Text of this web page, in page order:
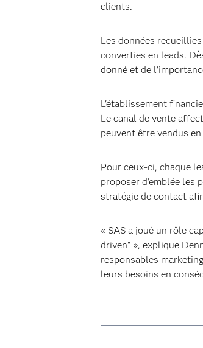
clients.
Les données
converties en leads.
donné et de
L'établissement
Le canal de vente
peuvent être vendus
Pour ceux-ci, chaque
proposer d'emblée les
stratégie de contact
« SAS a joué un rôle
driven" », explique
responsables
leurs besoins en